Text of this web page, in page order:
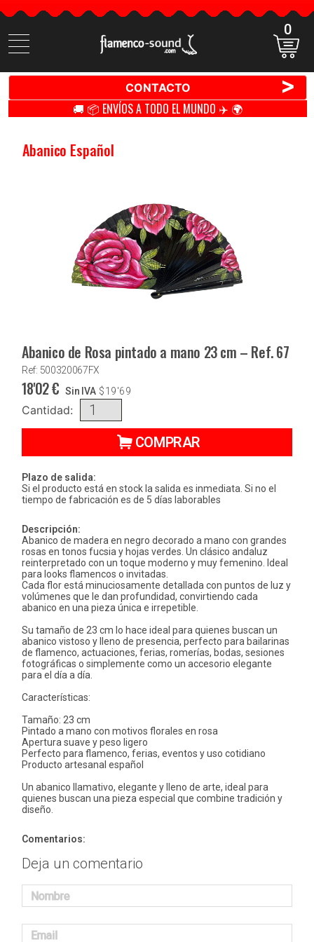
Buscar
productos
0
CONTACTO >
🚚 📦 ENVÍOS A TODO EL MUNDO ✈️ 🌍
Abanico Español
Abanico de Rosa pintado a mano 23 cm – Ref. 67
Ref: 500320067FX
18'02€ Sin IVA $19'69
Cantidad:
COMPRAR
Plazo de salida:
Si el producto está en stock la salida es inmediata. Si no el
tiempo de fabricación es de 5 días laborables
Descripción:
Abanico de madera en negro decorado a mano con grandes
rosas en tonos fucsia y hojas verdes. Un clásico andaluz
reinterpretado con un toque moderno y muy femenino. Ideal
para looks flamencos o invitadas.
Cada flor está minuciosamente detallada con puntos de luz y
volúmenes que le dan profundidad, convirtiendo cada
abanico en una pieza única e irrepetible.
Su tamaño de 23 cm lo hace ideal para quienes buscan un
abanico vistoso y lleno de presencia, perfecto para bailarinas
de flamenco, actuaciones, ferias, romerías, bodas, sesiones
fotográficas o simplemente como un accesorio elegante
para el día a día.
Características:
Tamaño: 23 cm
Pintado a mano con motivos florales en rosa
Apertura suave y peso ligero
Perfecto para flamenco, ferias, eventos y uso cotidiano
Producto artesanal español
Un abanico llamativo, elegante y lleno de arte, ideal para
quienes buscan una pieza especial que combine tradición y
diseño.
Comentarios:
Deja un comentario
Nombre
Email